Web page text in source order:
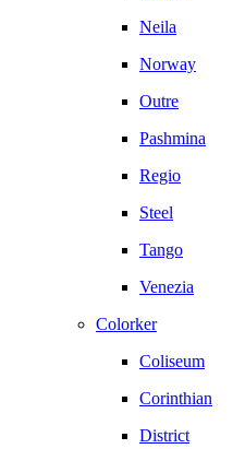
Neila
Norway
Outre
Pashmina
Regio
Steel
Tango
Venezia
Colorker
Coliseum
Corinthian
District